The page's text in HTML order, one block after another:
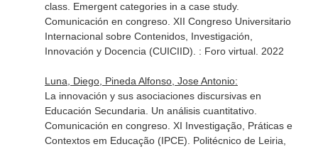
class. Emergent categories in a case study.
Comunicación en congreso. XII Congreso Universitario
Internacional sobre Contenidos, Investigación,
Innovación y Docencia (CUICIID). : Foro virtual. 2022
Luna, Diego, Pineda Alfonso, Jose Antonio:
La innovación y sus asociaciones discursivas en
Educación Secundaria. Un análisis cuantitativo.
Comunicación en congreso. XI Investigação, Práticas e
Contextos em Educação (IPCE). Politécnico de Leiria,